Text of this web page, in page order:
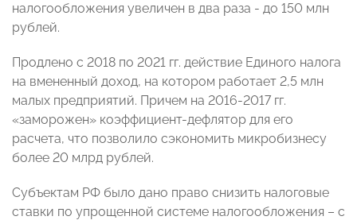
налогообложения увеличен в два раза - до 150 млн
рублей.
Продлено с 2018 по 2021 гг. действие Единого налога
на вмененный доход, на котором работает 2,5 млн
малых предприятий. Причем на 2016-2017 гг.
«заморожен» коэффициент-дефлятор для его
расчета, что позволило сэкономить микробизнесу
более 20 млрд рублей.
Субъектам РФ было дано право снизить налоговые
ставки по упрощенной системе налогообложения – с